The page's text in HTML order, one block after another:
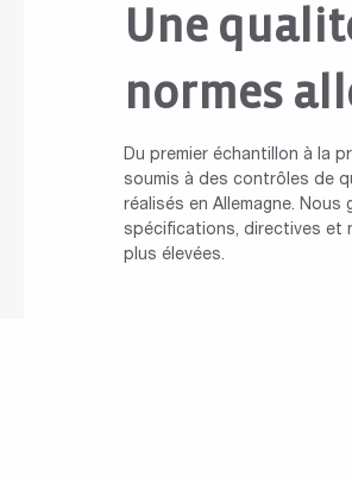
Une
normes
Du premier échantillon à la
soumis à des contrôles de
réalisés en Allemagne.
spécifications, directives et
plus élevées.